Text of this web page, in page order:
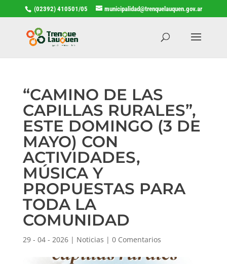
(02392) 410501/05 municipalidad@trenquelauquen.gov.ar
“CAMINO DE LAS
CAPILLAS RURALES”,
ESTE DOMINGO (3 DE
MAYO) CON
ACTIVIDADES,
MÚSICA Y
PROPUESTAS PARA
TODA LA
COMUNIDAD
29 - 04 - 2026| Noticias | 0 Comentarios